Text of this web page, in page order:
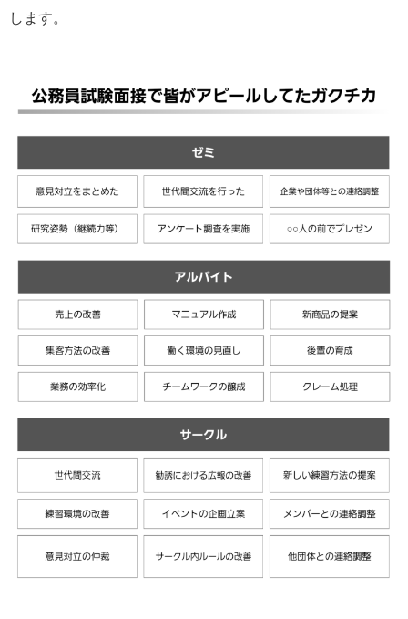
します。